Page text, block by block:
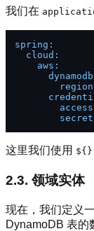
我们在
spring:
cloud:
aws:
这里我们使用 ${}
2.3. 领域实体
现在，我们定义
DynamoDB 表的